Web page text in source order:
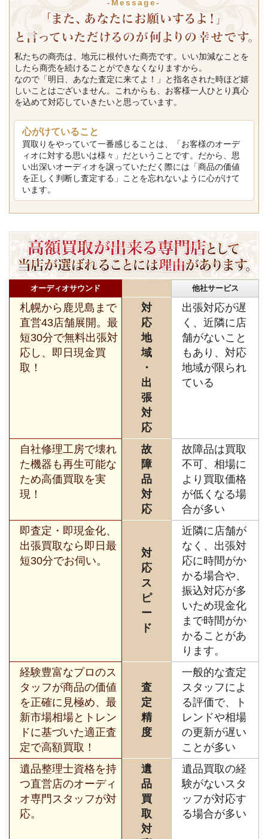
-Message-
私たちの商売は、地元に根付いた商売です。いい加減なことを
したら商売を続けることができなくなりますから。
なので「明日、あなた査定に来てよ！」と指名された時ほど嬉
しいことはございません。これからも、お客様一人ひとり真心
を込めて対応していきたいと思っています。
心がけていること
買取りをやっていて一番感じることは、「お客様のオーデ
ィオに対する思いは様々」だということです。だから、思
い出深いオーディオを譲っていただく際には「商品の価値
を正しく判断し査定する」ことを忘れないように心がけて
います。
オーディオサウンド 他社サービス
札幌から鹿児島まで
直営43店舗展開。最
短30分で無料出張対
応し、即日現金買
取！
対
応
地
域
・
出
張
対
応
出張対応が遅
く、近隣に店
舗がないこと
もあり、対応
地域が限られ
ている
自社修理工房で壊れ
た機器も再生可能な
ため高価買取を実
現！
故
障
品
対
応
故障品は買取
不可、相場に
より買取価格
が低くなる場
合が多い
即査定・即現金化、
出張買取なら即日最
短30分でお伺い。
対
応
ス
ピ
ー
ド
近隣に店舗が
なく、出張対
応に時間がか
かる場合や、
振込対応が多
いため現金化
まで時間がか
かることがあ
ります。
経験豊富なプロのス
タッフが商品の価値
を正確に見極め、最
新市場相場とトレン
ドに基づいた適正査
定で高額買取！
査
定
精
度
一般的な査定
スタッフによ
る評価で、ト
レンドや相場
の更新が遅い
ことが多い
遺品整理士資格を持
つ直営店のオーディ
オ専門スタッフが対
応。
遺
品
買
取
対
遺品買取の経
験がないスタ
ッフが対応す
る場合が多い